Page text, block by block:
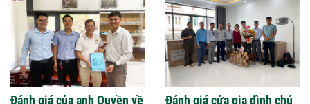
Đánh giá của anh Quyền về
Đánh giá cửa gia đình chú